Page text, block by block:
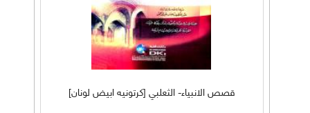
قصص الانبياء- الثعلبي [كرتونيه ابيض لونان]